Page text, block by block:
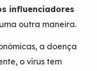
influenciadores
outra maneira.
a doença
o vírus tem